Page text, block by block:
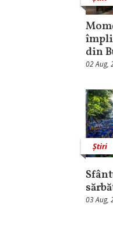
din
02 Aug,
Știri
03 Aug,